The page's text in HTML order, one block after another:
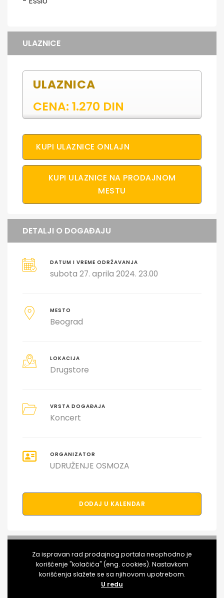
ULAZNICE
ULAZNICA
CENA: 1.270 DIN
KUPI ULAZNICE ONLAJN
KUPI ULAZNICE NA PRODAJNOM
MESTU
DETALJI O DOGAĐAJU
DATUM I VREME ODRŽAVANJA
subota 27. aprila 2024. 23.00
MESTO
Beograd
LOKACIJA
Drugstore
VRSTA DOGAĐAJA
Koncert
ORGANIZATOR
UDRUŽENJE OSMOZA
DODAJ U KALENDAR
Za ispravan rad prodajnog portala neophodno je
korišćenje "kolačića" (eng. cookies). Nastavkom
korišćenja slažete se sa njihovom upotrebom.
U redu